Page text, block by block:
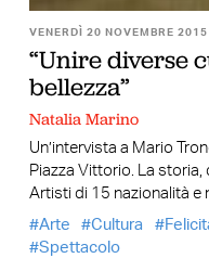
VENERDÌ 20 NOVEMBRE 2015
“Unire diverse
bellezza”
Natalia Marino
Un’intervista a Mario
Piazza Vittorio. La
Artisti di 15 nazionalità e
Arte
Cultura
Spettacolo